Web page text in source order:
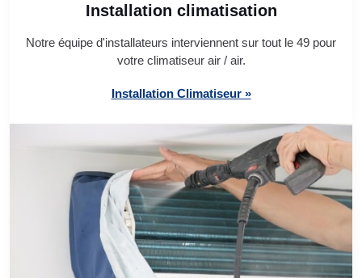
Installation climatisation
Notre équipe d'installateurs interviennent sur tout le 49 pour
votre climatiseur air / air.
Installation Climatiseur »